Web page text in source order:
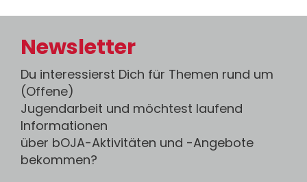
Newsletter
Du interessierst Dich für Themen rund um
(Offene)
Jugendarbeit und möchtest laufend
Informationen
über bOJA-Aktivitäten und -Angebote
bekommen?